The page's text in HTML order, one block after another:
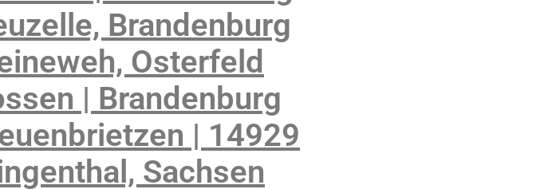
Brandenburg
Osterfeld
| Brandenburg
| 14929
Sachsen